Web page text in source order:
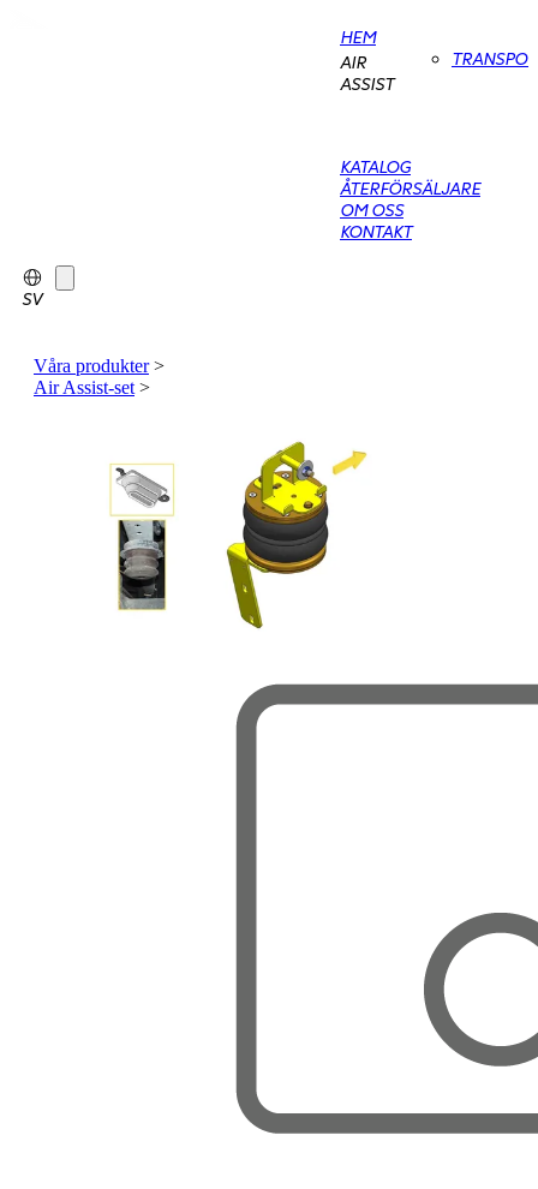
HEM
AIR
ASSIST
KATALOG
ÅTERFÖRSÄLJARE
OM OSS
KONTAKT
SV
Våra produkter>
Air Assist-set >